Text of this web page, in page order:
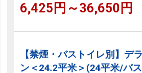
6,425円～36,650円
【禁煙・バストイレ別】デ
ン＜24.2平米＞(24平米/バ